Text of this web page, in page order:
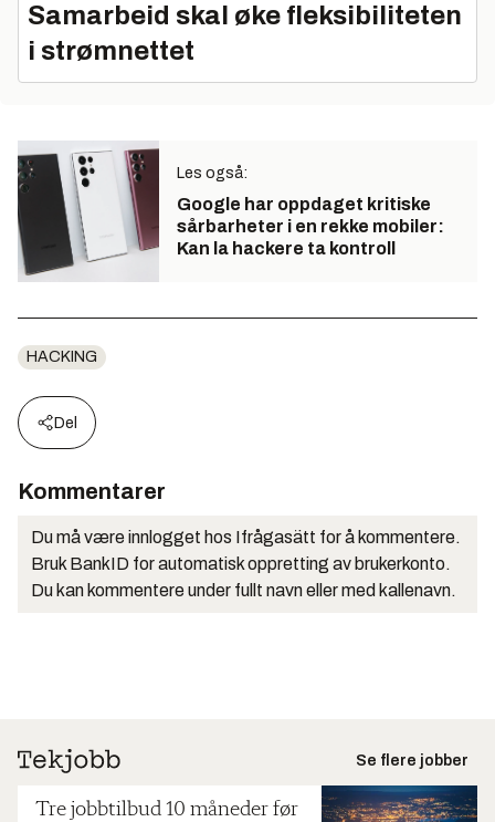
Samarbeid skal øke fleksibiliteten
i strømnettet
Les også:
Google har oppdaget kritiske
sårbarheter i en rekke mobiler:
Kan la hackere ta kontroll
HACKING
Del
Kommentarer
Du må være innlogget hos Ifrågasätt for å kommentere.
Bruk BankID for automatisk oppretting av brukerkonto.
Du kan kommentere under fullt navn eller med kallenavn.
Se flere jobber
Tre jobbtilbud 10 måneder før